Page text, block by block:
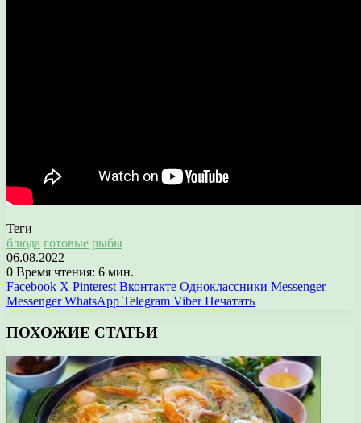
Теги
блюда готовые рыбы
06.08.2022
0 Время чтения: 6 мин.
Facebook X Pinterest Вконтакте Одноклассники Messenger
Messenger WhatsApp Telegram Viber Печатать
ПОХОЖИЕ СТАТЬИ